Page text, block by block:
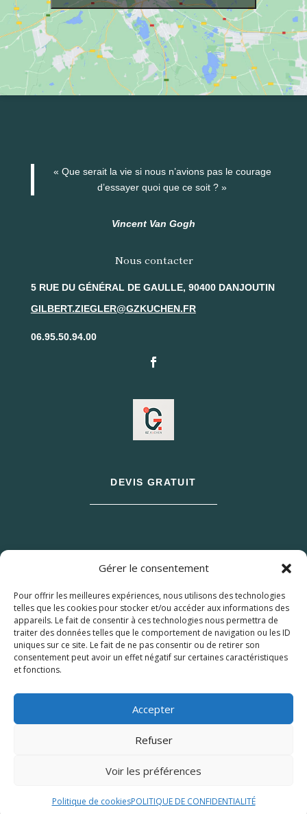
Gérer le consentement
Pour offrir les meilleures expériences, nous utilisons des technologies
telles que les cookies pour stocker et/ou accéder aux informations des
appareils. Le fait de consentir à ces technologies nous permettra de
traiter des données telles que le comportement de navigation ou les ID
uniques sur ce site. Le fait de ne pas consentir ou de retirer son
consentement peut avoir un effet négatif sur certaines caractéristiques
et fonctions.
Accepter
Refuser
Voir les préférences
Politique de cookiesPOLITIQUE DE CONFIDENTIALITÉ
« Que serait la vie si nous n’avions pas le courage
d’essayer quoi que ce soit ? »
Vincent Van Gogh
Nous contacter
5 RUE DU GÉNÉRAL DE GAULLE, 90400 DANJOUTIN
GILBERT.ZIEGLER@GZKUCHEN.FR
06.95.50.94.00
DEVIS GRATUIT
Tous droits réservés –Blog